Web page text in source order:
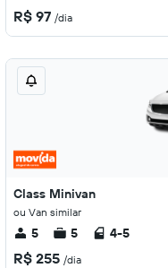
R$ 97 /dia
Class Minivan
ou Van similar
5 5 4-5
R$ 255 /dia